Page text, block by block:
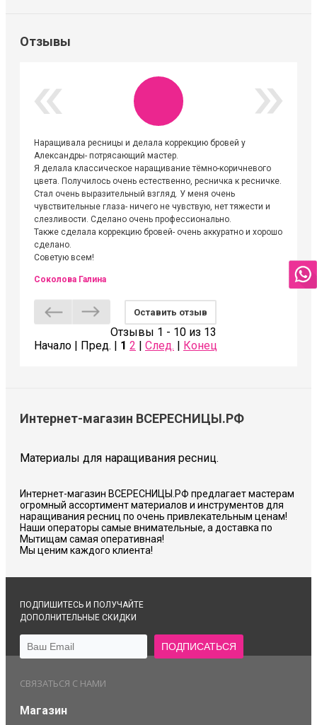
Отзывы
Наращивала ресницы и делала коррекцию бровей у
Александры- потрясающий мастер.
Я делала классическое наращивание тёмно-коричневого
цвета. Получилось очень естественно, ресничка к ресничке.
Стал очень выразительный взгляд. У меня очень
чувствительные глаза- ничего не чувствую, нет тяжести и
слезливости. Сделано очень профессионально.
Также сделала коррекцию бровей- очень аккуратно и хорошо
сделано.
Советую всем!
Соколова Галина
Оставить отзыв
Отзывы 1 - 10 из 13
Начало | Пред. | 1 2 След. Конец
Интернет-магазин ВСЕРЕСНИЦЫ.РФ
Материалы для наращивания ресниц.
Интернет-магазин ВСЕРЕСНИЦЫ.РФ предлагает мастерам
огромный ассортимент материалов и инструментов для
наращивания ресниц по очень привлекательным ценам!
Наши операторы самые внимательные, а доставка по
Мытищам самая оперативная!
Мы ценим каждого клиента!
ПОДПИШИТЕСЬ И ПОЛУЧАЙТЕ
ДОПОЛНИТЕЛЬНЫЕ СКИДКИ
СВЯЗАТЬСЯ С НАМИ
Магазин